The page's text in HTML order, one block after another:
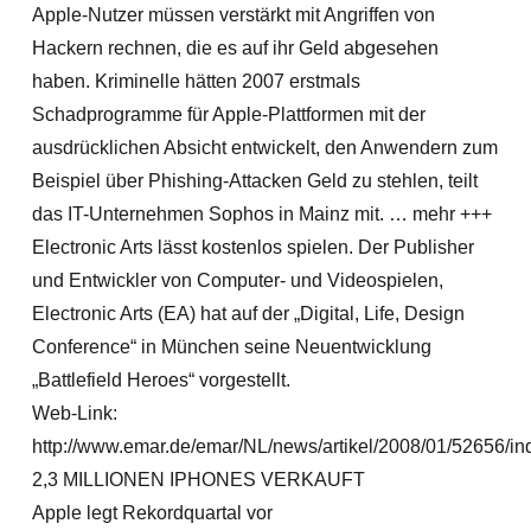
Apple-Nutzer müssen verstärkt mit Angriffen von
Hackern rechnen, die es auf ihr Geld abgesehen
haben. Kriminelle hätten 2007 erstmals
Schadprogramme für Apple-Plattformen mit der
ausdrücklichen Absicht entwickelt, den Anwendern zum
Beispiel über Phishing-Attacken Geld zu stehlen, teilt
das IT-Unternehmen Sophos in Mainz mit. … mehr +++
Electronic Arts lässt kostenlos spielen. Der Publisher
und Entwickler von Computer- und Videospielen,
Electronic Arts (EA) hat auf der „Digital, Life, Design
Conference“ in München seine Neuentwicklung
„Battlefield Heroes“ vorgestellt.
Web-Link:
http://www.emar.de/emar/NL/news/artikel/2008/01/52656/
2,3 MILLIONEN IPHONES VERKAUFT
Apple legt Rekordquartal vor